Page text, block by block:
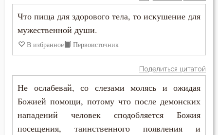
Воздаяние
Воздержание
Воплощение
Воскресение
Воспитание
Илия Екдик
Иоанн Карпафский
Иоанн Кронштадтский
Иоанн Лествичник
Что пища для здорового тела, то искушение для
мужественной души.
В избранное Первоисточник
Поделиться цитатой
Не ослабевай, со слезами молясь и ожидая
Божией помощи, потому что после демонских
нападений человек сподобляется Божия
посещения, таинственного появления и